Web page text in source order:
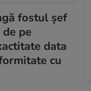
fostul șef
pe
data
cu